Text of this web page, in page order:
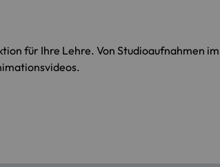
für Ihre Lehre. Von Studioaufnahmen